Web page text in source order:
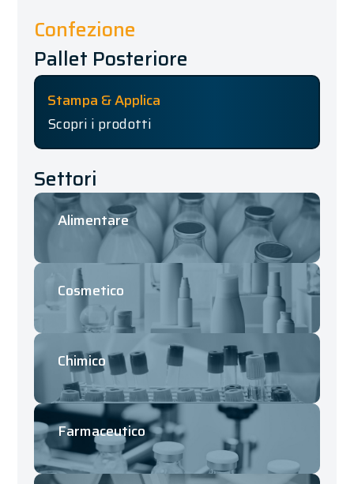
Confezione
Pallet Posteriore
Stampa & Applica
Scopri i prodotti
Settori
Alimentare
Cosmetico
Chimico
Farmaceutico